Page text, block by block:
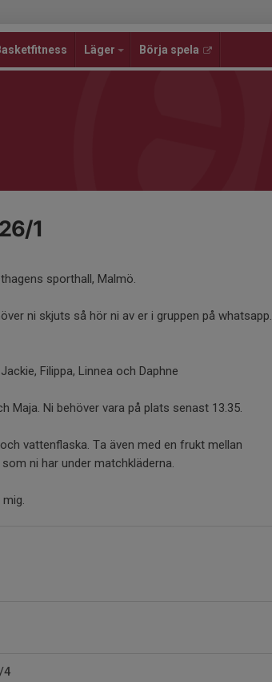
Läger Börja spela
1
sporthall, Malmö.
ni skjuts så hör ni av er i gruppen på whatsapp.
Filippa, Linnea och Daphne
Maja. Ni behöver vara på plats senast 13.35.
vattenflaska. Ta även med en frukt mellan
ni har under matchkläderna.
4